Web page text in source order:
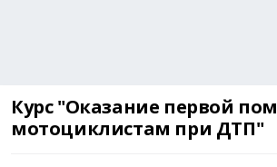
Курс "Оказание первой
мотоциклистам при ДТП"